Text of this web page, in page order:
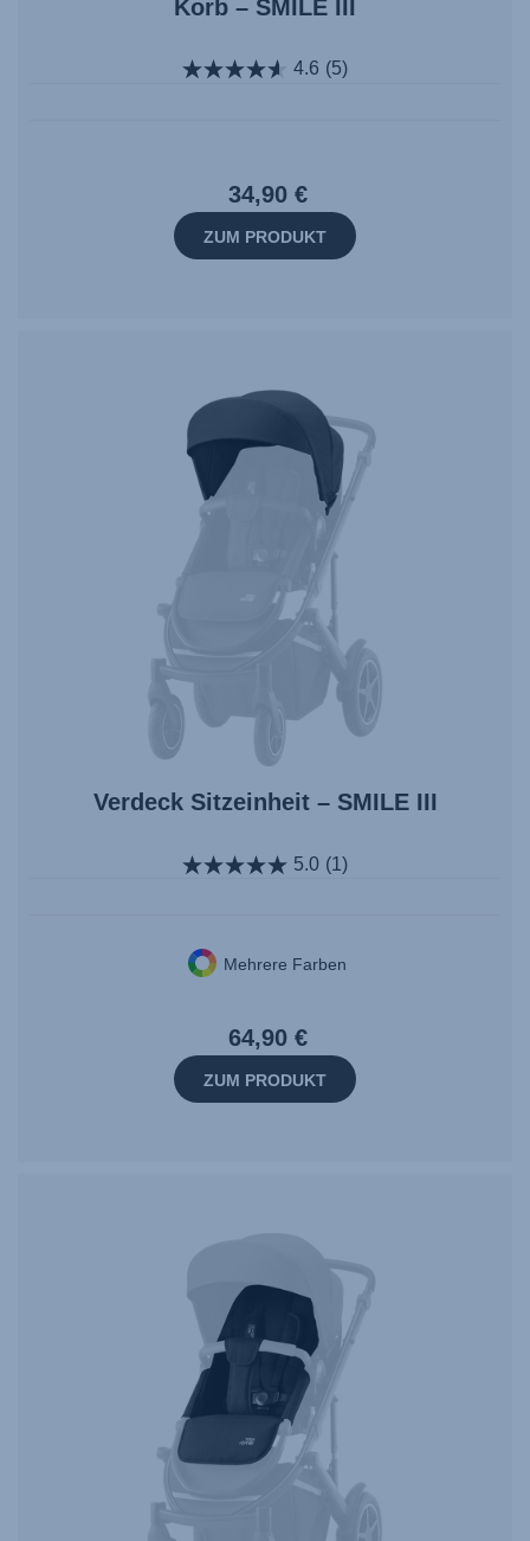
Korb – SMILE III
4.6 (5)
34,90 €
ZUM PRODUKT
Verdeck Sitzeinheit – SMILE III
5.0 (1)
Mehrere Farben
64,90 €
ZUM PRODUKT